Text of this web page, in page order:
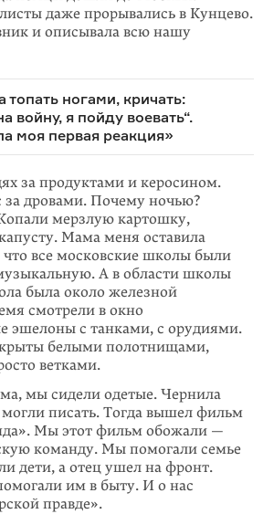
даже прорывались в Кунцево.
и описывала всю нашу
топать ногами, кричать:
войну, я пойду воевать“.
моя первая реакция»
за продуктами и керосином.
дровами. Почему ночью?
мерзлую картошку,
Мама меня оставила
все московские школы были
А в области школы
была около железной
смотрели в окно
эшелоны с танками, с орудиями.
белыми полотнищами,
ветками.
мы сидели одетые. Чернила
писать. Тогда вышел фильм
Мы этот фильм обожали —
команду. Мы помогали семье
дети, а отец ушел на фронт.
им в быту. И о нас
правде».